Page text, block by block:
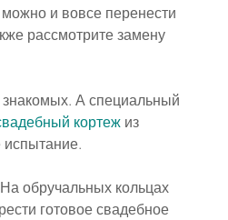
и вовсе перенести
рассмотрите замену
знакомых. А специальный
кортеж из
испытание.
обручальных кольцах
готовое свадебное